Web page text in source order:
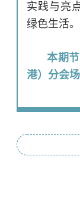
实践与亮
绿色生活。
本期
港）分会场